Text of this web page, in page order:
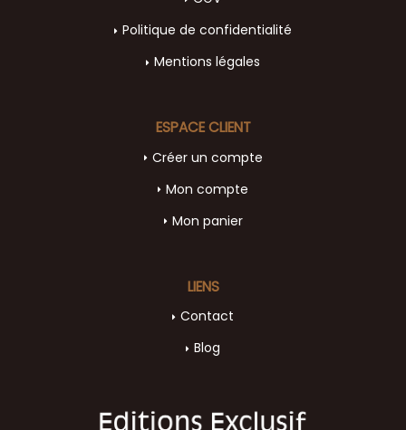
Politique de confidentialité
Mentions légales
LIENS
Contact
Blog
ESPACE CLIENT
Créer un compte
Mon compte
Mon panier